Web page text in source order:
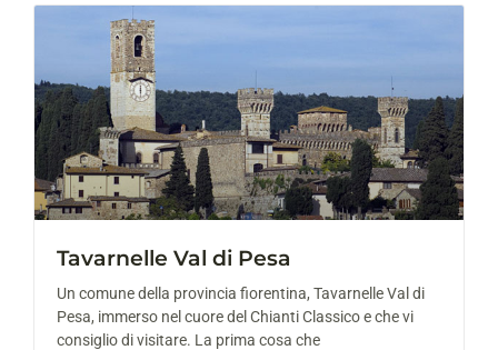
Tavarnelle Val di Pesa
Un comune della provincia fiorentina, Tavarnelle Val di
Pesa, immerso nel cuore del Chianti Classico e che vi
consiglio di visitare. La prima cosa che